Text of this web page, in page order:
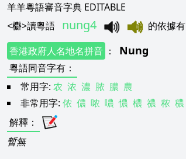
羊羊粵語審音字典 EDITABLE
<欁>讀粵語 nung4 的依據有
香港政府人名地名拼音 ： Nung
粵語同音字有 ：
常用字: 农 浓 濃 脓 膿 農
非常用字: 侬 儂 哝 噥 憹 檂 禯 秾 穠
解釋 ：
暫無